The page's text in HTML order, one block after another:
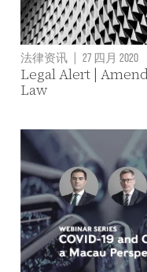
法律资讯 | 27 四月 2020
Legal Alert |
Law